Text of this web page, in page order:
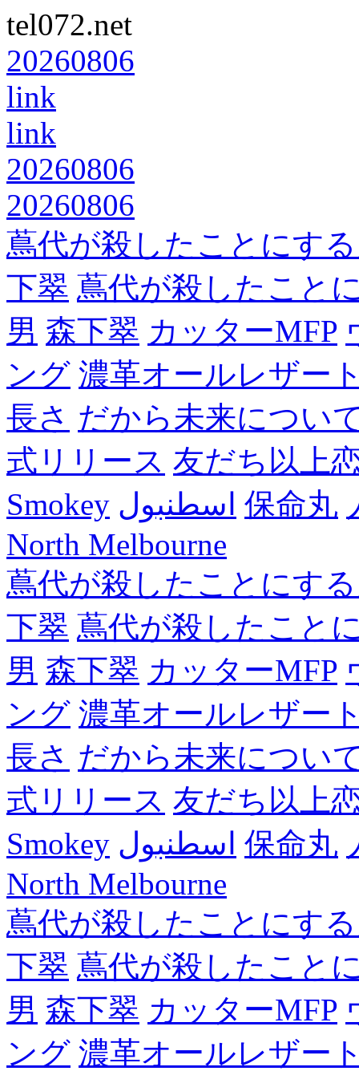
tel072.net
20260806
link
link
20260806
20260806
蔦代が殺したことにす
下翠 蔦代が殺したこと
男 森下翠 カッターMFP
ング 濃革オールレザー
長さ だから未来につい
式リリース 友だち以上
Smokey اسطنبول 保命丸
North Melbourne
蔦代が殺したことにす
下翠 蔦代が殺したこと
男 森下翠 カッターMFP
ング 濃革オールレザー
長さ だから未来につい
式リリース 友だち以上
Smokey اسطنبول 保命丸
North Melbourne
蔦代が殺したことにす
下翠 蔦代が殺したこと
男 森下翠 カッターMFP
ング 濃革オールレザー